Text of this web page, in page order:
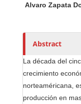
u
h
r
s
Alvaro Zapata
Abstract
La década del
crecimiento
norteaméricana,
producción en